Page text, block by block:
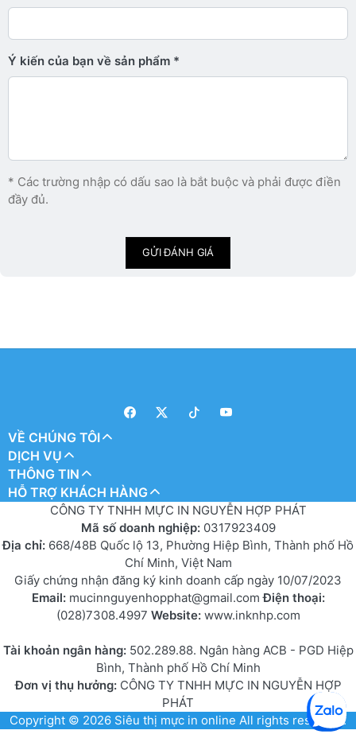
Ý kiến ​​của bạn về sản phẩm
* Các trường nhập có dấu sao là bắt buộc và phải được điền
đầy đủ.
GỬI ĐÁNH GIÁ
VỀ CHÚNG TÔI
DỊCH VỤ
THÔNG TIN
HỖ TRỢ KHÁCH HÀNG
CÔNG TY TNHH MỰC IN NGUYỄN HỢP PHÁT
Mã số doanh nghiệp: 0317923409
Địa chỉ: 668/48B Quốc lộ 13, Phường Hiệp Bình, Thành phố Hồ
Chí Minh, Việt Nam
Giấy chứng nhận đăng ký kinh doanh cấp ngày 10/07/2023
Email: mucinnguyenhopphat@gmail.comĐiện thoại:
(028)7308.4997 Website: www.inknhp.com
Tài khoản ngân hàng: 502.289.88. Ngân hàng ACB - PGD Hiệp
Bình, Thành phố Hồ Chí Minh
Đơn vị thụ hưởng:CÔNG TY TNHH MỰC IN NGUYỄN HỢP
PHÁT
Copyright © 2026 Siêu thị mực in online All rights reserved.